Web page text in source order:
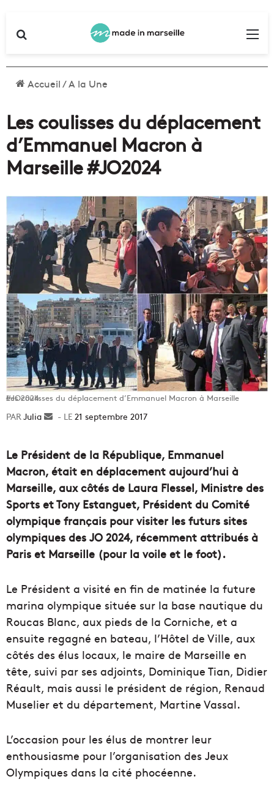
Accueil/A la Une
Les coulisses du déplacement
d’Emmanuel Macron à
Marseille #JO2024
Les coulisses du déplacement d’Emmanuel Macron à Marseille #JO2024
Julia
Envoyer21 septembre 2017
Le Président de la République, Emmanuel
Macron, était en déplacement aujourd’hui à
Marseille, aux côtés de Laura Flessel, Ministre des
Sports et Tony Estanguet, Président du Comité
olympique français pour visiter les futurs sites
olympiques des JO 2024, récemment attribués à
Paris et Marseille (pour la voile et le foot).
Le Président a visité en fin de matinée la future
marina olympique située sur la base nautique du
Roucas Blanc, aux pieds de la Corniche, et a
ensuite regagné en bateau, l’Hôtel de Ville, aux
côtés des élus locaux, le maire de Marseille en
tête, suivi par ses adjoints, Dominique Tian, Didier
Réault, mais aussi le président de région, Renaud
Muselier et du département, Martine Vassal.
L’occasion pour les élus de montrer leur
enthousiasme pour l’organisation des Jeux
Olympiques dans la cité phocéenne.